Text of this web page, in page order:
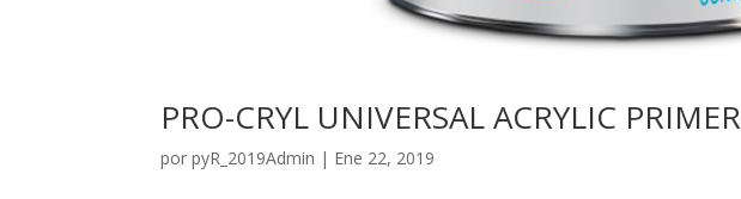
PRO-CRYL UNIVERSAL ACRYLIC PRIMER
porpyR_2019Admin | Ene 22, 2019